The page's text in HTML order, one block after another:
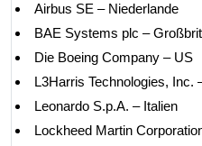
Airbus SE – Niederlande
BAE Systems plc –
Die Boeing Company – US
L3Harris Technologies, Inc.
Leonardo S.p.A. – Italien
Lockheed Martin